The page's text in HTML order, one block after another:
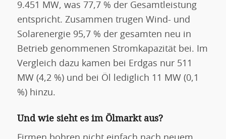
9.451 MW, was 77,7 % der Gesamtleistung
entspricht. Zusammen trugen Wind- und
Solarenergie 95,7 % der gesamten neu in
Betrieb genommenen Stromkapazität bei. Im
Vergleich dazu kamen bei Erdgas nur 511
MW (4,2 %) und bei Öl lediglich 11 MW (0,1
%) hinzu.
Und wie sieht es im Ölmarkt aus?